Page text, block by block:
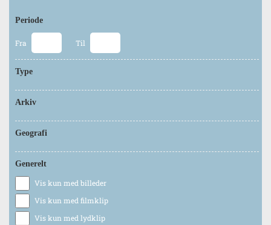
Periode
Fra Til
Type
Arkiv
Geografi
Generelt
Vis kun med billeder
Vis kun med filmklip
Vis kun med lydklip